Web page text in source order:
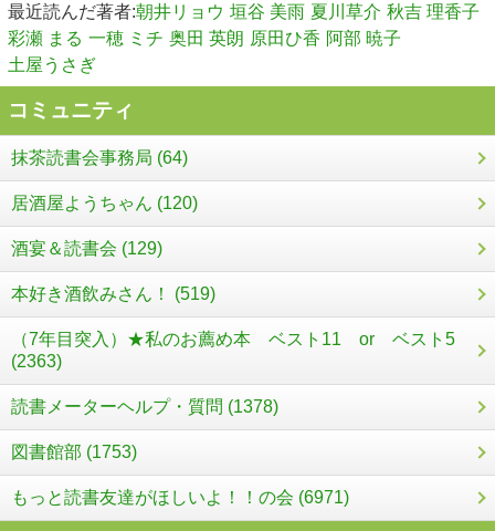
最近読んだ著者:朝井リョウ 垣谷 美雨 夏川草介 秋吉 理香子
彩瀬 まる 一穂 ミチ 奥田 英朗 原田ひ香 阿部 暁子
土屋うさぎ
コミュニティ
抹茶読書会事務局 (64)
居酒屋ようちゃん (120)
酒宴＆読書会 (129)
本好き酒飲みさん！ (519)
（7年目突入）★私のお薦め本 ベスト11 or ベスト5
(2363)
読書メーターヘルプ・質問 (1378)
図書館部 (1753)
もっと読書友達がほしいよ！！の会 (6971)